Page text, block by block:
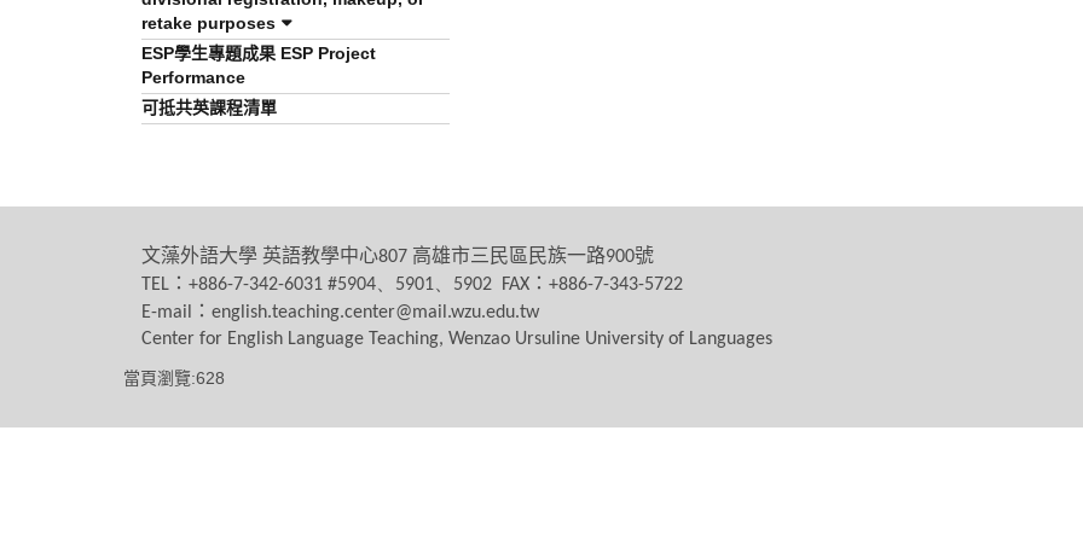
retake purposes
ESP學生專題成果 ESP Project
Performance
可抵共英課程清單
文藻外語大學 英語教學中心807 高雄市三民區民族一路900號
TEL ： +886-7-342-6031 #5904、5901、5902 FAX ： +886-7-343-5722
E-mail
： english.teaching.center@mail.wzu.edu.tw
Center for English Language Teaching, Wenzao Ursuline University of Languages
當頁瀏覽:628